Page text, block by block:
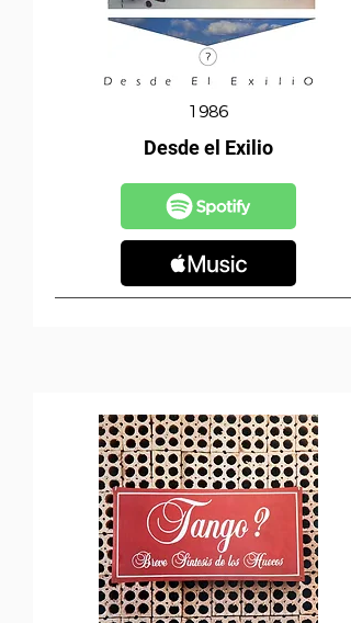
1986
Desde el Exilio